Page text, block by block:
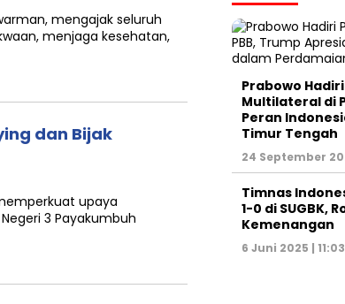
mengajak seluruh
menjaga kesehatan,
dan Bijak
upaya
3 Payakumbuh
Prabowo
Multilateral di
Peran
Timur Tengah
24 September
Timnas
1-0 di SUGBK,
Kemenangan
6 Juni 2025 |